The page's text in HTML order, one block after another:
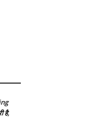
है,